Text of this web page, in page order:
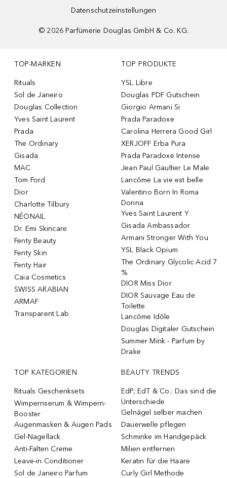
Datenschutzeinstellungen
© 2026 Parfümerie Douglas GmbH & Co. KG.
TOP-MARKEN
Rituals
Sol de Janeiro
Douglas Collection
Yves Saint Laurent
Prada
The Ordinary
Gisada
MAC
Tom Ford
Dior
Charlotte Tilbury
NÉONAIL
Dr. Emi Skincare
Fenty Beauty
Fenty Skin
Fenty Hair
Caia Cosmetics
SWISS ARABIAN
ARMAF
Transparent Lab
TOP PRODUKTE
YSL Libre
Douglas PDF Gutschein
Giorgio Armani Si
Prada Paradoxe
Carolina Herrera Good Girl
XERJOFF Erba Pura
Prada Paradoxe Intense
Jean Paul Gaultier Le Male
Lancôme La vie est belle
Valentino Born In Roma
Donna
Yves Saint Laurent Y
Gisada Ambassador
Armani Stronger With You
YSL Black Opium
The Ordinary Glycolic Acid 7
%
DIOR Miss Dior
DIOR Sauvage Eau de
Toilette
Lancôme Idôle
Douglas Digitaler Gutschein
Summer Mink - Parfum by
Drake
TOP KATEGORIEN
Rituals Geschenksets
Wimpernserum & Wimpern-
Booster
Augenmasken & Augen Pads
Gel-Nagellack
Anti-Falten Creme
Leave-in Conditioner
Sol de Janeiro Parfum
BEAUTY TRENDS
EdP, EdT & Co.: Das sind die
Unterschiede
Gelnägel selber machen
Dauerwelle pflegen
Schminke im Handgepäck
Milien entfernen
Keratin für die Haare
Curly Girl Methode